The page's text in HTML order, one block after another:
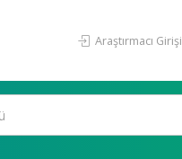
Araştırmacı Girişi